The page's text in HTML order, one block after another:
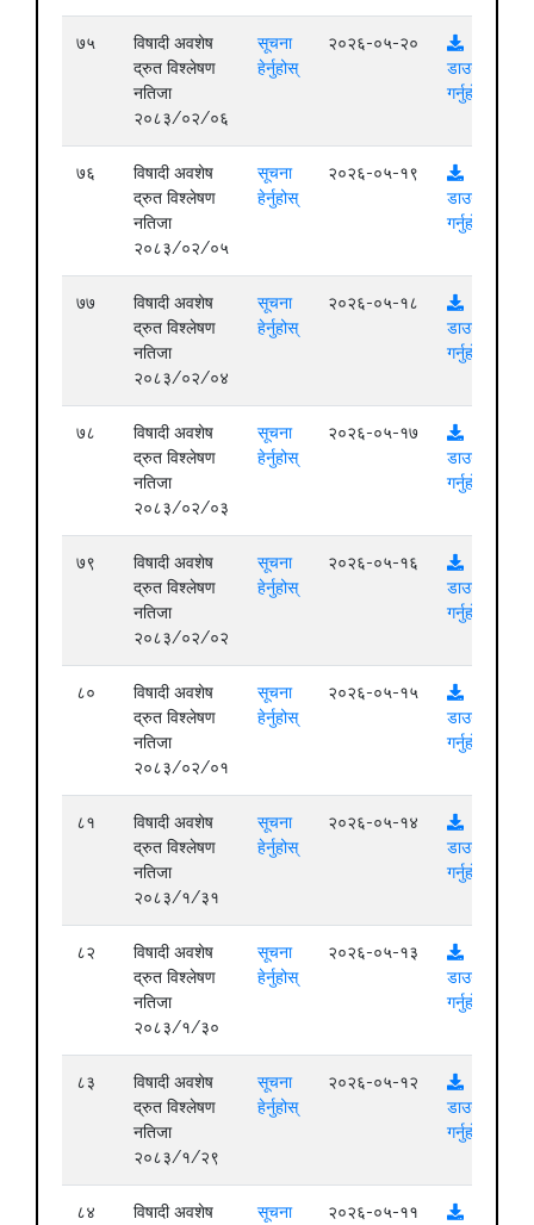
७५
विषादी अवशेष
द्रुत विश्लेषण
नतिजा
२०८३/०२/०६
सूचना
हेर्नुहोस्
२०२६-०५-२०
डाउनलोड
गर्नुहोस्
७६
विषादी अवशेष
द्रुत विश्लेषण
नतिजा
२०८३/०२/०५
सूचना
हेर्नुहोस्
२०२६-०५-१९
डाउनलोड
गर्नुहोस्
७७
विषादी अवशेष
द्रुत विश्लेषण
नतिजा
२०८३/०२/०४
सूचना
हेर्नुहोस्
२०२६-०५-१८
डाउनलोड
गर्नुहोस्
७८
विषादी अवशेष
द्रुत विश्लेषण
नतिजा
२०८३/०२/०३
सूचना
हेर्नुहोस्
२०२६-०५-१७
डाउनलोड
गर्नुहोस्
७९
विषादी अवशेष
द्रुत विश्लेषण
नतिजा
२०८३/०२/०२
सूचना
हेर्नुहोस्
२०२६-०५-१६
डाउनलोड
गर्नुहोस्
८०
विषादी अवशेष
द्रुत विश्लेषण
नतिजा
२०८३/०२/०१
सूचना
हेर्नुहोस्
२०२६-०५-१५
डाउनलोड
गर्नुहोस्
८१
विषादी अवशेष
द्रुत विश्लेषण
नतिजा
२०८३/१/३१
सूचना
हेर्नुहोस्
२०२६-०५-१४
डाउनलोड
गर्नुहोस्
८२
विषादी अवशेष
द्रुत विश्लेषण
नतिजा
२०८३/१/३०
सूचना
हेर्नुहोस्
२०२६-०५-१३
डाउनलोड
गर्नुहोस्
८३
विषादी अवशेष
द्रुत विश्लेषण
नतिजा
२०८३/१/२९
सूचना
हेर्नुहोस्
२०२६-०५-१२
डाउनलोड
गर्नुहोस्
८४ विषादी अवशेष सूचना २०२६-०५-११